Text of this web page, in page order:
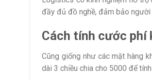
đầy đủ đồ nghề, đảm bảo
Cách tính cước phí
Cũng giống như các mặt hàng
dài 3 chiều chia cho 5000 để